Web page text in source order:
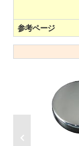
参考ページ